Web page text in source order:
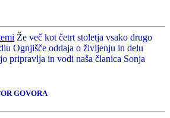
Že več kot četrt stoletja vsako drugo
Ognjišče oddaja o življenju in delu
pripravlja in vodi naša članica Sonja
GOVORA